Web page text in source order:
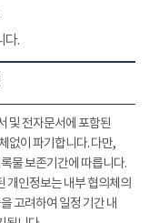
다.
및 전자문서에 포함된
없이 파기합니다. 다만,
물 보존기간에 따릅니다.
개인정보는 내부 협의체의
고려하여 일정 기간 내